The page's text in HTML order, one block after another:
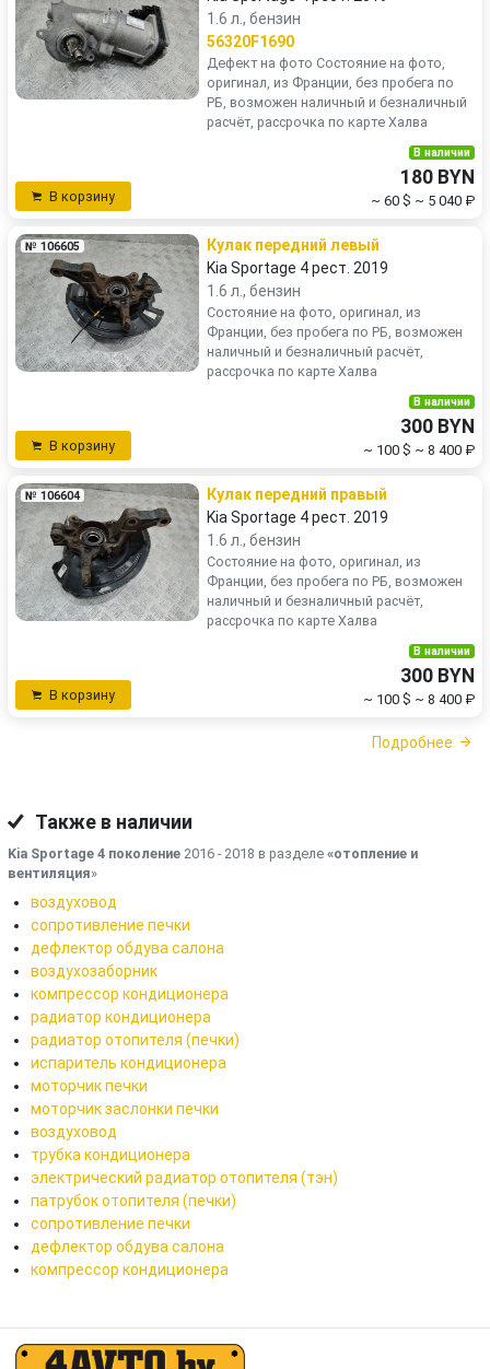
1.6 л., бензин
56320F1690
Дефект на фото Состояние на фото,
оригинал, из Франции, без пробега по
РБ, возможен наличный и безналичный
расчёт, рассрочка по карте Халва
В корзину
В наличии
180 BYN
~ 60 $ ~ 5 040 ₽
№ 106605
Кулак передний левый
Kia Sportage 4 рест. 2019
1.6 л., бензин
Состояние на фото, оригинал, из
Франции, без пробега по РБ, возможен
наличный и безналичный расчёт,
рассрочка по карте Халва
В корзину
В наличии
300 BYN
~ 100 $ ~ 8 400 ₽
№ 106604
Кулак передний правый
Kia Sportage 4 рест. 2019
1.6 л., бензин
Состояние на фото, оригинал, из
Франции, без пробега по РБ, возможен
наличный и безналичный расчёт,
рассрочка по карте Халва
В корзину
В наличии
300 BYN
~ 100 $ ~ 8 400 ₽
Подробнее
Также в наличии
Kia Sportage 4 поколение 2016 - 2018 в разделе «отопление и
вентиляция»
воздуховод
сопротивление печки
дефлектор обдува салона
воздухозаборник
компрессор кондиционера
радиатор кондиционера
радиатор отопителя (печки)
испаритель кондиционера
моторчик печки
моторчик заслонки печки
воздуховод
трубка кондиционера
электрический радиатор отопителя (тэн)
патрубок отопителя (печки)
сопротивление печки
дефлектор обдува салона
компрессор кондиционера